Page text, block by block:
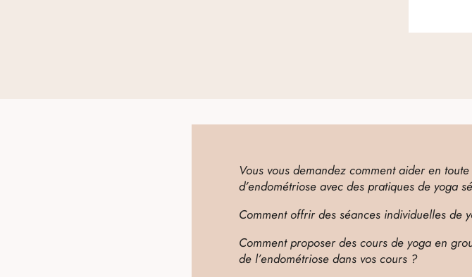
Vous vous demandez comment aider en
d’endométriose avec des pratiques de yoga
Comment offrir des séances individuelles de
Comment proposer des cours de yoga en
de l’endométriose dans vos cours ?